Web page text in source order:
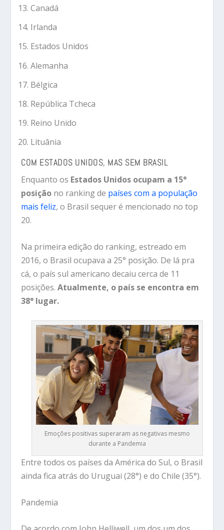
Canadá
Irlanda
Estados Unidos
Alemanha
Bélgica
República Tcheca
Reino Unido
Lituânia
COM ESTADOS UNIDOS, MAS SEM BRASIL
Enquanto os Estados Unidos ocupam a 15°
posição no ranking de países com a população
mais feliz, o Brasil sequer é mencionado no top
20.
Na primeira edição do ranking, estreado em
2016, o Brasil ocupava a 25° posição. De lá pra
cá, o país sul americano decaiu cerca de 11
posições.Atualmente, o país se encontra em
38° lugar.
Emoções positivas superaram as negativas mesmo
durante a Pandemia
Entre todos os países da América do Sul, o Brasil
ainda fica atrás do Uruguai (28°) e do Chile (35°).
Pandemia